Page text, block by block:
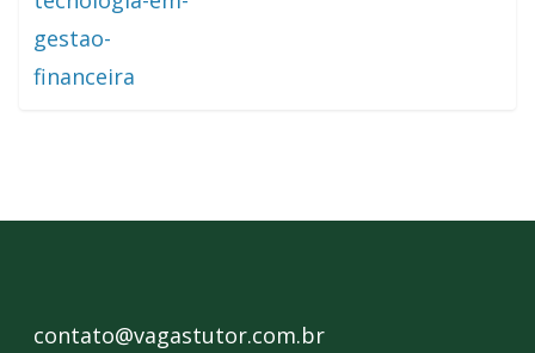
contato@vagastutor.com.br